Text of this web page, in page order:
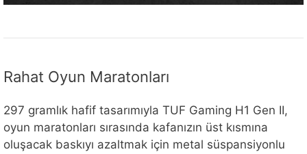
Rahat Oyun Maratonları
297 gramlık hafif tasarımıyla TUF Gaming H1 Gen II,
oyun maratonları sırasında kafanızın üst kısmına
oluşacak baskıyı azaltmak için metal süspansiyonlu